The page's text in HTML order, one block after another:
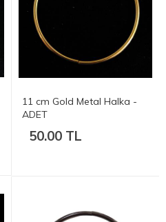
11 cm Gold Metal Halka -
ADET
50.00 TL